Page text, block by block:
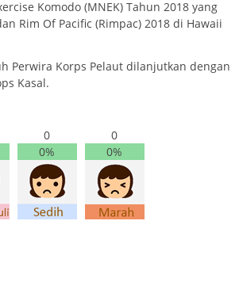
Komodo (MNEK) Tahun 2018 yang
Rim Of Pacific (Rimpac) 2018 di Hawaii
Perwira Korps Pelaut dilanjutkan dengan
Kasal.
0
0%
0
0%